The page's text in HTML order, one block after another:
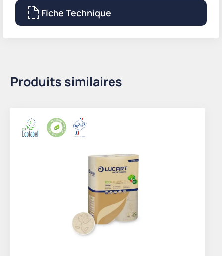
Fiche Technique
Produits similaires